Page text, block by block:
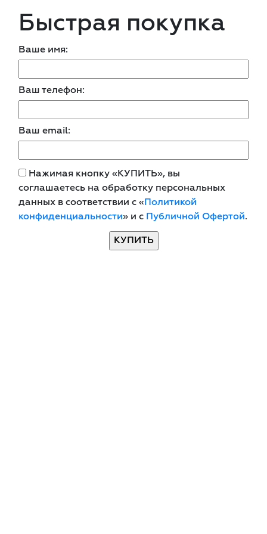
Быстрая покупка
Ваше имя:
Ваш телефон:
Ваш email:
Нажимая кнопку «КУПИТЬ», вы
соглашаетесь на обработку персональных
данных в соответствии с «Политикой
конфиденциальности» и с Публичной Офертой.